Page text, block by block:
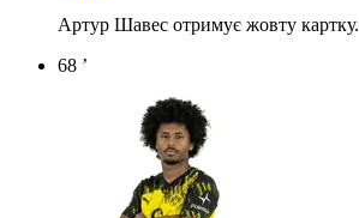
Артур Шавес отримує жовту картку.
68 ’